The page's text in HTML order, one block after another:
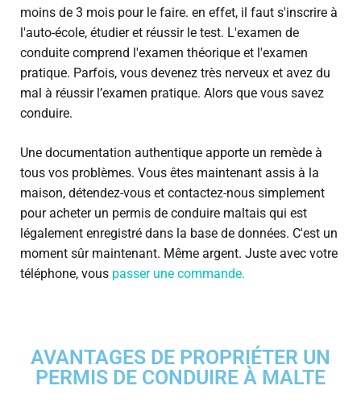
moins de 3 mois pour le faire. en effet, il faut s'inscrire à
l'auto-école, étudier et réussir le test. L'examen de
conduite comprend l'examen théorique et l'examen
pratique. Parfois, vous devenez très nerveux et avez du
mal à réussir l’examen pratique. Alors que vous savez
conduire.
Une documentation authentique apporte un remède à
tous vos problèmes. Vous êtes maintenant assis à la
maison, détendez-vous et contactez-nous simplement
pour acheter un permis de conduire maltais qui est
légalement enregistré dans la base de données. C'est un
moment sûr maintenant. Même argent. Juste avec votre
téléphone, vous passer une commande.
AVANTAGES DE PROPRIÉTER UN
PERMIS DE CONDUIRE À MALTE